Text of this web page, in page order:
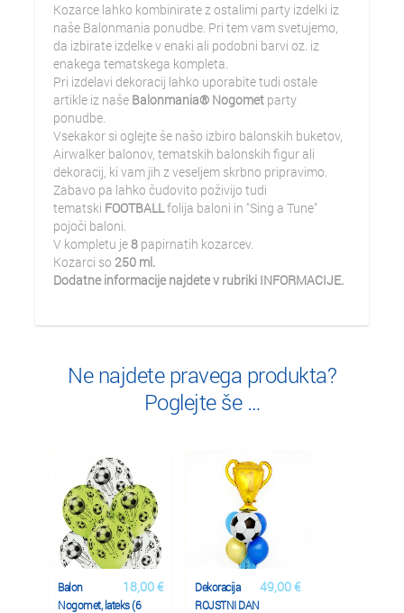
Kozarce lahko kombinirate z ostalimi party izdelki iz
naše Balonmania ponudbe. Pri tem vam svetujemo,
da izbirate izdelke v enaki ali podobni barvi oz. iz
enakega tematskega kompleta.
Pri izdelavi dekoracij lahko uporabite tudi ostale
artikle iz naše Balonmania® Nogomet party
ponudbe.
Vsekakor si oglejte še našo izbiro balonskih buketov,
Airwalker balonov, tematskih balonskih figur ali
dekoracij, ki vam jih z veseljem skrbno pripravimo.
Zabavo pa lahko čudovito poživijo tudi
tematski FOOTBALLfolija baloni in "Sing a Tune"
pojoči baloni.
V kompletu je8 papirnatih kozarcev.
Kozarci so 250 ml.
Dodatne informacije najdete v rubriki INFORMACIJE.
Ne najdete pravega produkta?
Poglejte še …
18,00 €
Balon
Nogomet, lateks (6
49,00 €
Dekoracija
ROJSTNI DAN